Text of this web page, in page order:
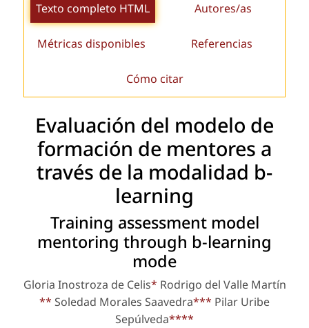
Texto completo HTML Autores/as
Métricas disponibles Referencias
Cómo citar
Evaluación del modelo de
formación de mentores a
través de la modalidad b-
learning
Training assessment model
mentoring through b-learning
mode
Gloria Inostroza de Celis* Rodrigo del Valle Martín
** Soledad Morales Saavedra*** Pilar Uribe
Sepúlveda****